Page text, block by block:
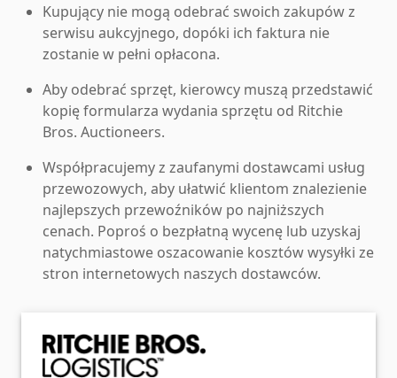
Kupujący nie mogą odebrać swoich zakupów z
serwisu aukcyjnego, dopóki ich faktura nie
zostanie w pełni opłacona.
Aby odebrać sprzęt, kierowcy muszą przedstawić
kopię formularza wydania sprzętu od Ritchie
Bros. Auctioneers.
Współpracujemy z zaufanymi dostawcami usług
przewozowych, aby ułatwić klientom znalezienie
najlepszych przewoźników po najniższych
cenach. Poproś o bezpłatną wycenę lub uzyskaj
natychmiastowe oszacowanie kosztów wysyłki ze
stron internetowych naszych dostawców.